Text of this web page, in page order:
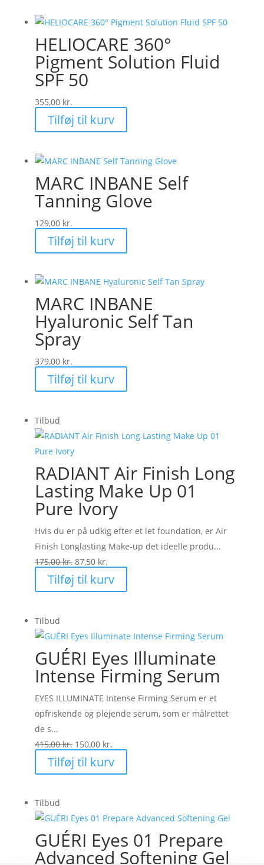
369,00 kr..184,50 kr..
HELIOCARE 360°
Pigment Solution Fluid
SPF 50
355,00 kr.
Tilføj til kurv
MARC INBANE Self
Tanning Glove
129,00 kr.
Tilføj til kurv
MARC INBANE
Hyaluronic Self Tan
Spray
379,00 kr.
Tilføj til kurv
Tilbud
RADIANT Air Finish Long
Lasting Make Up 01
Pure Ivory
Hvis du er på udkig efter et let foundation, er Air
Finish Longlasting Make-up det ideelle produ...
175,00kr. Den
oprindelige
pris
87,50 kr.Den
aktuelle
pris
Tilføj til kurv
Tilbud
GUÉRI Eyes Illuminate
Intense Firming Serum
EYES ILLUMINATE Intense Firming Serum er et
opfriskende og plejende serum, som er målrettet
de s...
415,00kr. Den
oprindelige
pris
150,00 kr.
aktuelle
pris
Tilføj til kurv
Tilbud
GUÉRI Eyes 01 Prepare
Advanced Softening Gel